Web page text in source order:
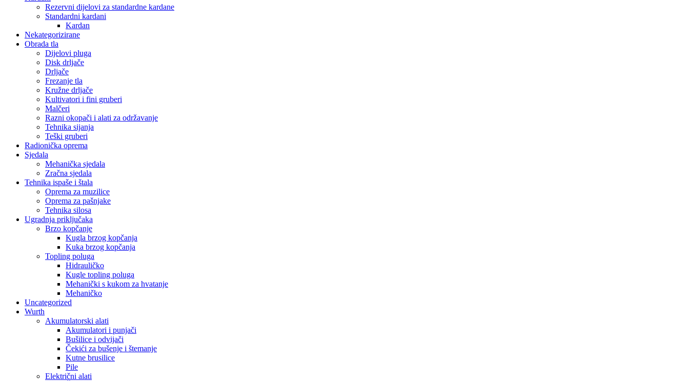
Rezervni dijelovi za standardne kardane
Standardni kardani
Kardan
Nekategorizirane
Obrada tla
Dijelovi pluga
Disk drljače
Drljače
Frezanje tla
Kružne drljače
Kultivatori i fini gruberi
Malčeri
Razni okopači i alati za održavanje
Tehnika sijanja
Teški gruberi
Radionička oprema
Sjedala
Mehanička sjedala
Zračna sjedala
Tehnika ispaše i štala
Oprema za muzilice
Oprema za pašnjake
Tehnika silosa
Ugradnja priključaka
Brzo kopčanje
Kugla brzog kopčanja
Kuka brzog kopčanja
Topling poluga
Hidrauličko
Kugle topling poluga
Mehanički s kukom za hvatanje
Mehaničko
Uncategorized
Wurth
Akumulatorski alati
Akumulatori i punjači
Bušilice i odvijači
Čekići za bušenje i štemanje
Kutne brusilice
Pile
Električni alati